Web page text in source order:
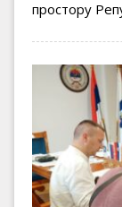
простору